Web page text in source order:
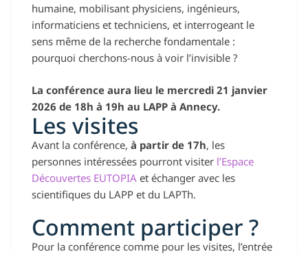
humaine, mobilisant physiciens, ingénieurs,
informaticiens et techniciens, et interrogeant le
sens même de la recherche fondamentale :
pourquoi cherchons-nous à voir l’invisible ?
La conférence aura lieu le mercredi 21 janvier
2026 de 18h à 19h au LAPP à Annecy.
Les visites
Avant la conférence, à partir de 17h, les
personnes intéressées pourront visiter l’Espace
Découvertes EUTOPIA et échanger avec les
scientifiques du LAPP et du LAPTh.
Comment participer ?
Pour la conférence comme pour les visites, l’entrée